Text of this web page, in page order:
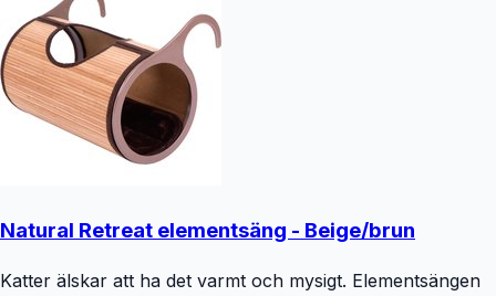
Natural Retreat elementsäng - Beige/brun
Katter älskar att ha det varmt och mysigt. Elementsängen